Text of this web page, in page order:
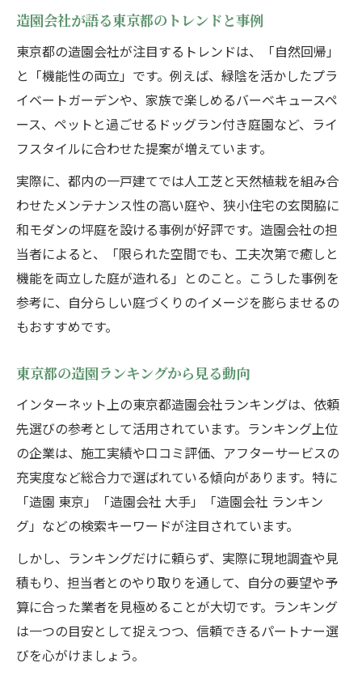
造園会社が語る東京都のトレンドと事例
東京都の造園会社が注目するトレンドは、「自然回帰」
と「機能性の両立」です。例えば、緑陰を活かしたプラ
イベートガーデンや、家族で楽しめるバーベキュースペ
ース、ペットと過ごせるドッグラン付き庭園など、ライ
フスタイルに合わせた提案が増えています。
実際に、都内の一戸建てでは人工芝と天然植栽を組み合
わせたメンテナンス性の高い庭や、狭小住宅の玄関脇に
和モダンの坪庭を設ける事例が好評です。造園会社の担
当者によると、「限られた空間でも、工夫次第で癒しと
機能を両立した庭が造れる」とのこと。こうした事例を
参考に、自分らしい庭づくりのイメージを膨らませるの
もおすすめです。
東京都の造園ランキングから見る動向
インターネット上の東京都造園会社ランキングは、依頼
先選びの参考として活用されています。ランキング上位
の企業は、施工実績や口コミ評価、アフターサービスの
充実度など総合力で選ばれている傾向があります。特に
「造園 東京」「造園会社 大手」「造園会社 ランキン
グ」などの検索キーワードが注目されています。
しかし、ランキングだけに頼らず、実際に現地調査や見
積もり、担当者とのやり取りを通して、自分の要望や予
算に合った業者を見極めることが大切です。ランキング
は一つの目安として捉えつつ、信頼できるパートナー選
びを心がけましょう。